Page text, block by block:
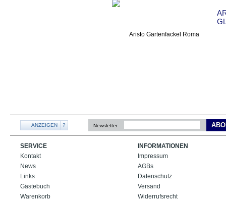
ANZEIGEN ? Newsletter
SERVICE
Kontakt
News
Links
Gästebuch
Warenkorb
INFORMATIONEN
Impressum
AGBs
Datenschutz
Versand
Widerrufsrecht